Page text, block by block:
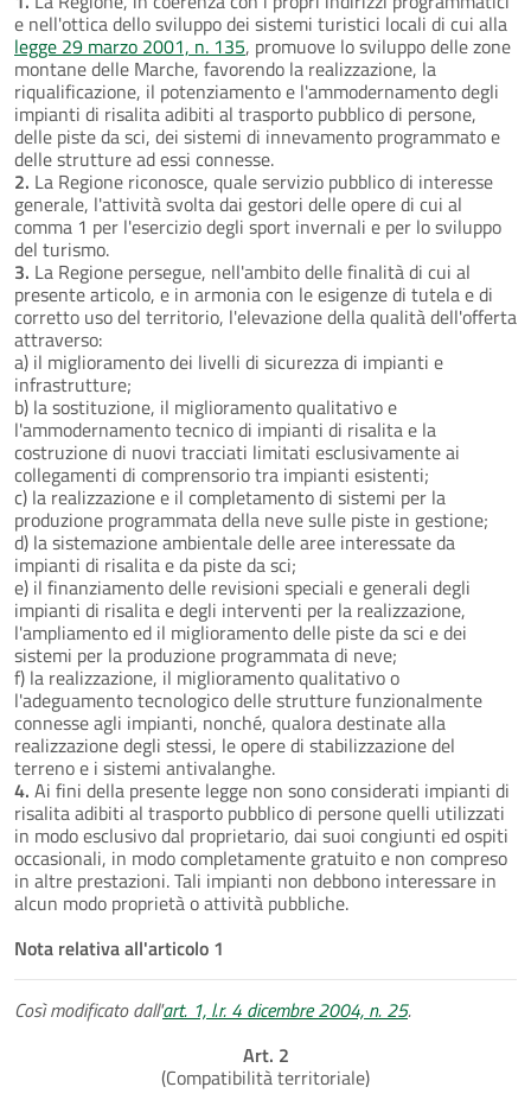
e nell'ottica dello sviluppo dei sistemi turistici locali di cui alla
legge 29 marzo 2001, n. 135, promuove lo sviluppo delle zone
montane delle Marche, favorendo la realizzazione, la
riqualificazione, il potenziamento e l'ammodernamento degli
impianti di risalita adibiti al trasporto pubblico di persone,
delle piste da sci, dei sistemi di innevamento programmato e
delle strutture ad essi connesse.
2. La Regione riconosce, quale servizio pubblico di interesse
generale, l'attività svolta dai gestori delle opere di cui al
comma 1 per l'esercizio degli sport invernali e per lo sviluppo
del turismo.
3. La Regione persegue, nell'ambito delle finalità di cui al
presente articolo, e in armonia con le esigenze di tutela e di
corretto uso del territorio, l'elevazione della qualità dell'offerta
attraverso:
a) il miglioramento dei livelli di sicurezza di impianti e
infrastrutture;
b) la sostituzione, il miglioramento qualitativo e
l'ammodernamento tecnico di impianti di risalita e la
costruzione di nuovi tracciati limitati esclusivamente ai
collegamenti di comprensorio tra impianti esistenti;
c) la realizzazione e il completamento di sistemi per la
produzione programmata della neve sulle piste in gestione;
d) la sistemazione ambientale delle aree interessate da
impianti di risalita e da piste da sci;
e) il finanziamento delle revisioni speciali e generali degli
impianti di risalita e degli interventi per la realizzazione,
l'ampliamento ed il miglioramento delle piste da sci e dei
sistemi per la produzione programmata di neve;
f) la realizzazione, il miglioramento qualitativo o
l'adeguamento tecnologico delle strutture funzionalmente
connesse agli impianti, nonché, qualora destinate alla
realizzazione degli stessi, le opere di stabilizzazione del
terreno e i sistemi antivalanghe.
4. Ai fini della presente legge non sono considerati impianti di
risalita adibiti al trasporto pubblico di persone quelli utilizzati
in modo esclusivo dal proprietario, dai suoi congiunti ed ospiti
occasionali, in modo completamente gratuito e non compreso
in altre prestazioni. Tali impianti non debbono interessare in
alcun modo proprietà o attività pubbliche.
Nota relativa all'articolo 1
Così modificato dall'art. 1, l.r. 4 dicembre 2004, n. 25.
Art. 2
(Compatibilità territoriale)